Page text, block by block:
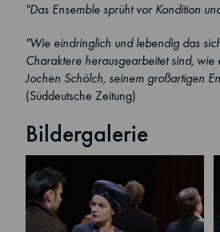
"Das Ensemble sprüht vor Kondition
"Wie eindringlich und lebendig das
Charaktere herausgearbeitet sind,
Jochen Schölch, seinem großartigen
(Süddeutsche Zeitung)
Bildergalerie